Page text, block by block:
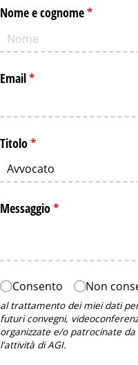
Nome e cognome*
(richiesto)
Email*
(richiesto)
Titolo*
(richiesto)
Messaggio*
(richiesto)
Autorizzazione al
Consento Non
al trattamento dei miei dati
futuri convegni,
organizzate e/o patrocinate
l'attività di AGI.